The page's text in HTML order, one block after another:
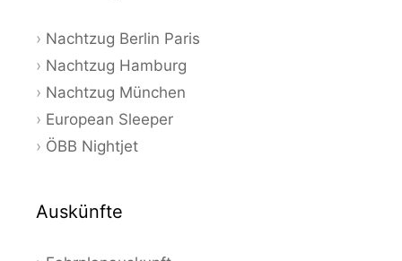
Nachtzug Berlin Paris
Nachtzug Hamburg
Nachtzug München
European Sleeper
ÖBB Nightjet
Auskünfte